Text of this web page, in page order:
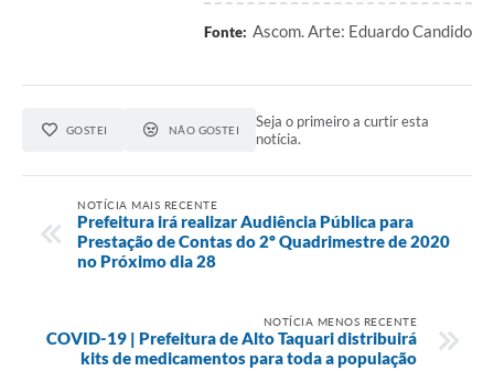
Fonte: Ascom. Arte: Eduardo Candido
GOSTEI NÃO GOSTEI
Seja o primeiro a curtir esta
notícia.
NOTÍCIA MAIS RECENTE
Prefeitura irá realizar Audiência Pública para
Prestação de Contas do 2º Quadrimestre de 2020
no Próximo dia 28
NOTÍCIA MENOS RECENTE
COVID-19 | Prefeitura de Alto Taquari distribuirá
kits de medicamentos para toda a população